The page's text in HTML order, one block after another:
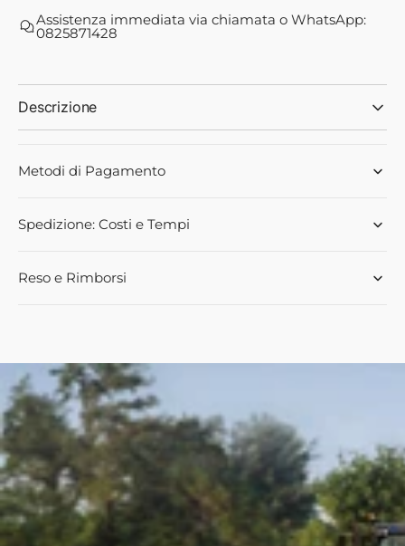
3650727M91
-
3650727M91
-
Assistenza immediata via chiamata o WhatsApp:
0825871428
Descrizione
Metodi di Pagamento
Spedizione: Costi e Tempi
Reso e Rimborsi